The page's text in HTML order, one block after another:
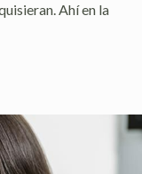
Ahí en la